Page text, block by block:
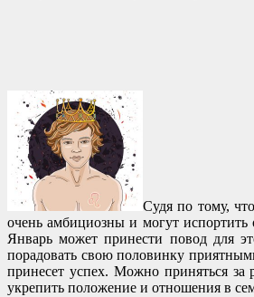
Судя по тому,
очень амбициозны и могут
Январь может принести повод для
порадовать свою половинку
принесет успех. Можно приняться за
укрепить положение и отношения в